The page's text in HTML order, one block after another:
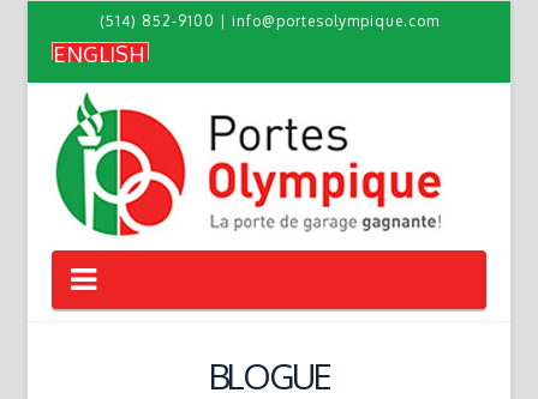
(514) 852-9100 info@portesolympique.com
ENGLISH
Navigation
BLOGUE